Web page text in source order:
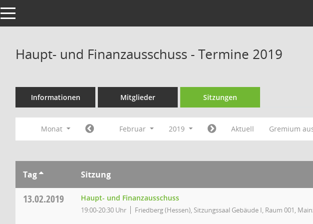
Toggle navigation
Haupt- und Finanzausschuss - Termine 2019
Informationen Mitglieder Sitzungen
Monat Februar 2019 Aktuell Gremium
Tag Sitzung
13.02.2019 Haupt- und Finanzausschuss
19:00-20:30 Uhr Friedberg (Hessen), Sitzungssaal Gebäude I, Raum 001,